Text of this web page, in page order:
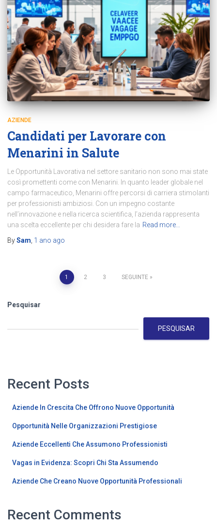
AZIENDE
Candidati per Lavorare con
Menarini in Salute
Le Opportunità Lavorativa nel settore sanitario non sono mai state
così promettenti come con Menarini. In quanto leader globale nel
campo farmaceutico, Menarini offre percorsi di carriera stimolanti
per professionisti ambiziosi. Con un impegno costante
nell’innovazione e nella ricerca scientifica, l’azienda rappresenta
una scelta eccellente per chi desidera fare la Read more…
BySam 1 ano ago
Paginação
dos
1 2 3 SEGUINTE
Pesquisar
PESQUISAR
Recent Posts
Aziende In Crescita Che Offrono Nuove Opportunità
Opportunità Nelle Organizzazioni Prestigiose
Aziende Eccellenti Che Assumono Professionisti
Vagas in Evidenza: Scopri Chi Sta Assumendo
Aziende Che Creano Nuove Opportunità Professionali
Recent Comments